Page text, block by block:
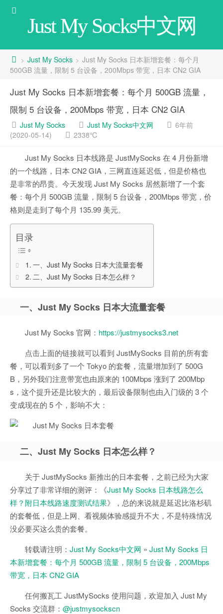
Just My Socks中文网
> Just My Socks > Just My Socks 日本新增套餐：每个月
500GB 流量，限制 5 台设备，200Mbps 带宽，日本 CN2 GIA
Just My Socks 日本新增套餐：每个月 500GB 流量，
限制 5 台设备，200Mbps 带宽，日本 CN2 GIA
Just My Socks Just My Socks中文网
6年前
(2020-05-14)
2338℃
Just My Socks 日本线路是 JustMySocks 在 4 月份新增
的一个线路，日本 CN2 GIA，三网直连延迟低，但是价格也
是非常的昂贵。今天发现 Just My Socks 居然新增了一个套
餐：每个月 500GB 流量，限制 5 台设备，200Mbps 带宽，价
格则是走到了每个月 135.99 美元。
目录
一、Just My Socks 日本大流量套餐
二、Just My Socks 日本怎么样？
一、Just My Socks 日本大流量套餐
Just My Socks 官网： https://justmysocks3.net
点击上面的链接就可以看到 JustMySocks 目前的所有套
餐，可以看到多了一个 Tokyo 的套餐，流量增加到了 500G
B，另外我们注意带宽也由原来的 100Mbps 涨到了 200Mbp
s，这个提升还是比较大的，最后设备限制也由入门级的 3 个
变成现在的 5 个，影响不大：
二、Just My Socks 日本怎么样？
关于 JustMySocks 新推出的日本套餐，之前已经为大家
分享过了非常详细的测评：《Just My Socks 日本线路怎么
样？附日本线路速度测试结果》，总的来说就是延迟比洛杉矶
的套餐低，但是上网、看视频体验感提升不大，不是特殊情况
没必要买这么贵的套餐。
转载请注明： Just My Socks中文网 » Just My Socks 日
本新增套餐：每个月 500GB 流量，限制 5 台设备，200Mbps
带宽，日本 CN2 GIA
任何搬瓦工 JustMySocks 使用问题，欢迎加入 Just My
Socks 交流群： @justmysockscn